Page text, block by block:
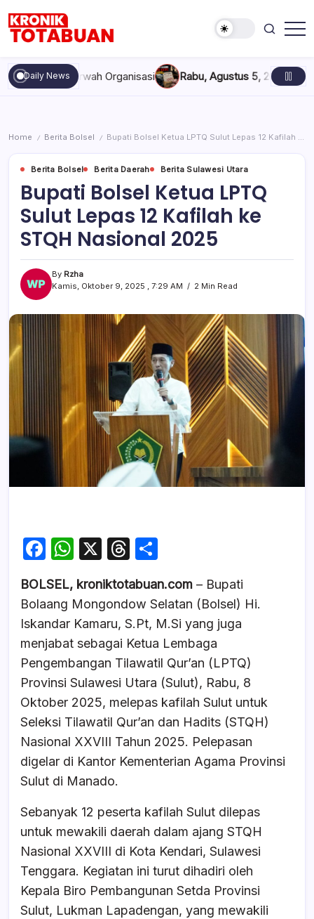
content
Totabuan
hari
ini
Kronik
Daily News
Marwah Organisasi Rabu, Agustus 5, 2026 , 11:44 AMAnak
Home / Berita Bolsel / Bupati Bolsel Ketua LPTQ Sulut Lepas 12 Kafilah ke STQH Nasional 2025
Berita Bolsel Berita Daerah Berita Sulawesi Utara
Bupati Bolsel Ketua LPTQ
Sulut Lepas 12 Kafilah ke
STQH Nasional 2025
By Rzha
Kamis, Oktober 9, 2025 , 7:29 AM
2 Min Read
F
c
e
b
o
o
k
W
at
s
A
p
p
X
T
e
a
d
s
ar
e
BOLSEL, kroniktotabuan.com – Bupati
Bolaang Mongondow Selatan (Bolsel) Hi.
Iskandar Kamaru, S.Pt, M.Si yang juga
menjabat sebagai Ketua Lembaga
Pengembangan Tilawatil Qur’an (LPTQ)
Provinsi Sulawesi Utara (Sulut), Rabu, 8
Oktober 2025, melepas kafilah Sulut untuk
Seleksi Tilawatil Qur’an dan Hadits (STQH)
Nasional XXVIII Tahun 2025. Pelepasan
digelar di Kantor Kementerian Agama Provinsi
Sulut di Manado.
Sebanyak 12 peserta kafilah Sulut dilepas
untuk mewakili daerah dalam ajang STQH
Nasional XXVIII di Kota Kendari, Sulawesi
Tenggara. Kegiatan ini turut dihadiri oleh
Kepala Biro Pembangunan Setda Provinsi
Sulut, Lukman Lapadengan, yang mewakili